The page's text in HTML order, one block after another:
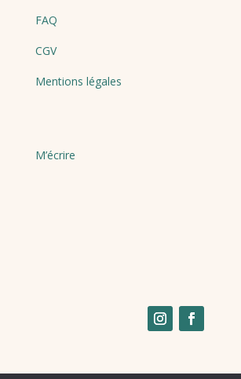
FAQ
CGV
Mentions légales
M’écrire